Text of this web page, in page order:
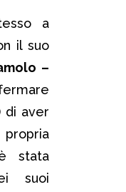
a
il suo
–
di aver
stata
suoi